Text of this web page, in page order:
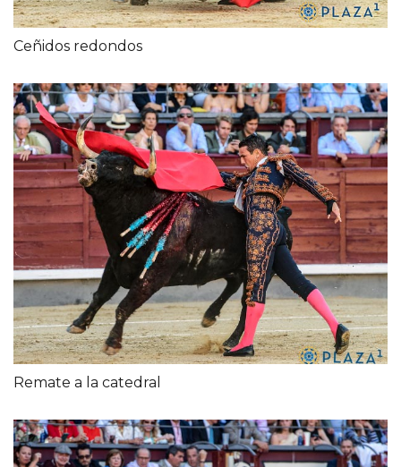
Ceñidos redondos
Remate a la catedral